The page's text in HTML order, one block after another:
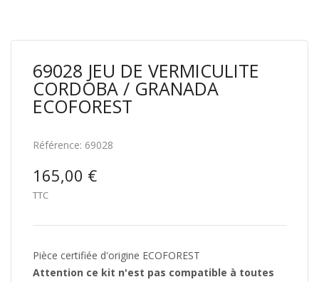
69028 JEU DE VERMICULITE
CORDOBA / GRANADA
ECOFOREST
Référence: 69028
165,00 €
TTC
Pièce certifiée d'origine ECOFOREST
Attention ce kit n'est pas compatible à toutes